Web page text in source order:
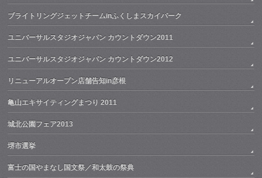
ブライトリングジェットチームinふくしまスカイパーク
ユニバーサルスタジオジャパン カウントダウン2011
ユニバーサルスタジオジャパン カウントダウン2012
リニューアルオープン店舗告知in彦根
亀山エキサイティングまつり 2011
城北公園フェア2013
堺市選挙
富士の国やまなし国文祭／和太鼓の祭典